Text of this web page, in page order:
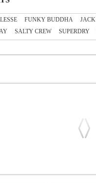
FUNKY BUDDHA JACK
SALTY CREW SUPERDRY